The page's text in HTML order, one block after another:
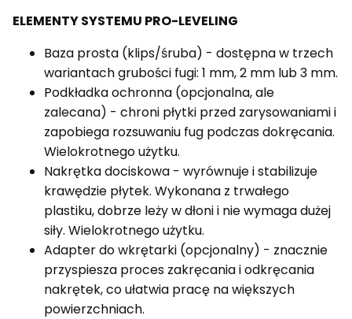
ELEMENTY SYSTEMU PRO-LEVELING
Baza prosta (klips/śruba) - dostępna w trzech
wariantach grubości fugi: 1 mm, 2 mm lub 3 mm.
Podkładka ochronna (opcjonalna, ale
zalecana) - chroni płytki przed zarysowaniami i
zapobiega rozsuwaniu fug podczas dokręcania.
Wielokrotnego użytku.
Nakrętka dociskowa - wyrównuje i stabilizuje
krawędzie płytek. Wykonana z trwałego
plastiku, dobrze leży w dłoni i nie wymaga dużej
siły. Wielokrotnego użytku.
Adapter do wkrętarki (opcjonalny) - znacznie
przyspiesza proces zakręcania i odkręcania
nakrętek, co ułatwia pracę na większych
powierzchniach.